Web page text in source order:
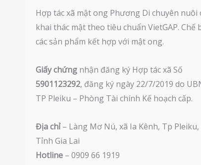
Hợp tác xã mật ong Phương Di chuyên nuôi
khai thác mật theo tiêu chuẩn VietGAP. Chế
các sản phẩm kết hợp với mật ong.
Giấy chứng nhận đăng ký Hợp tác xã Số
5901123292, đăng ký ngày 22/7/2019 do
TP Pleiku – Phòng Tài chính Kế hoạch cấp.
Địa chỉ– Làng Mơ Nú, xã Ia Kênh, Tp Pleiku,
Tỉnh Gia Lai
Hotline – 0909 66 1919